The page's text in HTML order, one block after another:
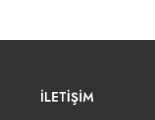
İLETİŞİM